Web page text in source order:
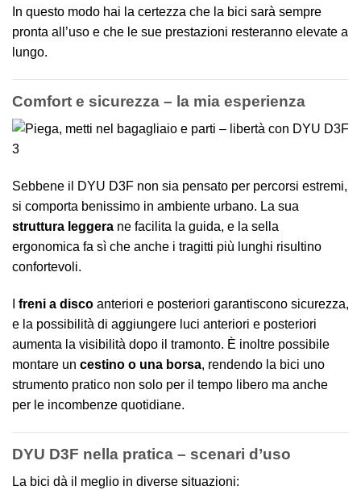
In questo modo hai la certezza che la bici sarà sempre
pronta all’uso e che le sue prestazioni resteranno elevate a
lungo.
Comfort e sicurezza – la mia esperienza
Sebbene il DYU D3F non sia pensato per percorsi estremi,
si comporta benissimo in ambiente urbano. La sua
struttura leggera ne facilita la guida, e la sella
ergonomica fa sì che anche i tragitti più lunghi risultino
confortevoli.
freni a disco anteriori e posteriori garantiscono sicurezza,
e la possibilità di aggiungere luci anteriori e posteriori
aumenta la visibilità dopo il tramonto. È inoltre possibile
montare un cestino o una borsa, rendendo la bici uno
strumento pratico non solo per il tempo libero ma anche
per le incombenze quotidiane.
DYU D3F nella pratica – scenari d’uso
La bici dà il meglio in diverse situazioni: